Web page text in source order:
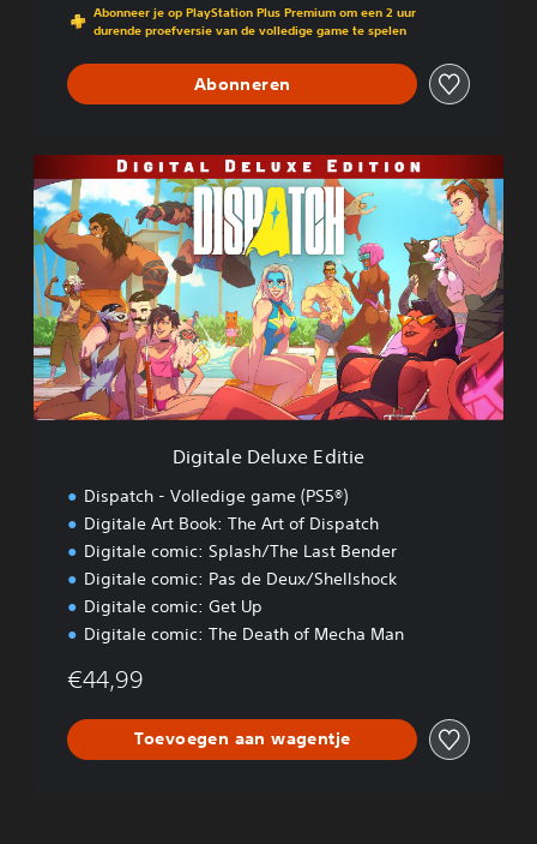
Abonneer je op PlayStation Plus Premium om een 2 uur
durende proefversie van de volledige game te spelen
Abonneren
i
g
i
t
a
l
e
D
e
l
u
Digitale Deluxe Editie
Dispatch - Volledige game (PS5®)
Digitale Art Book: The Art of Dispatch
Digitale comic: Splash/The Last Bender
Digitale comic: Pas de Deux/Shellshock
Digitale comic: Get Up
Digitale comic: The Death of Mecha Man
€44,99
Toevoegen aan wagentje